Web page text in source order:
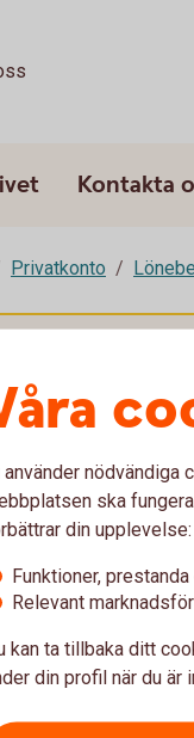
Kontakta
Privatkonto
först godkänna
använder nödvändiga
ska
din upplevelse:
Funktioner,
Relevant
kan ta tillbaka ditt
din profil när du är